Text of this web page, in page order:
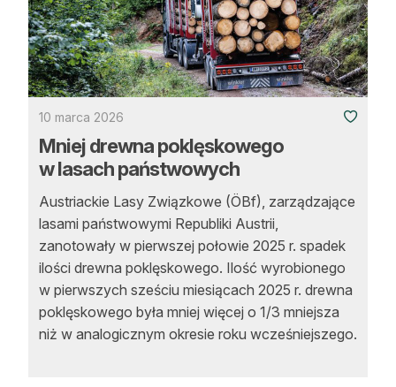
10 marca 2026
Mniej drewna poklęskowego
w lasach państwowych
Austriackie Lasy Związkowe (ÖBf), zarządzające
lasami państwowymi Republiki Austrii,
zanotowały w pierwszej połowie 2025 r. spadek
ilości drewna poklęskowego. Ilość wyrobionego
w pierwszych sześciu miesiącach 2025 r. drewna
poklęskowego była mniej więcej o 1/3 mniejsza
niż w analogicznym okresie roku wcześniejszego.